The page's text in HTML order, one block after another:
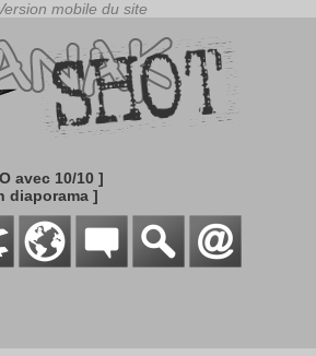
avec 10/10 ]
diaporama ]